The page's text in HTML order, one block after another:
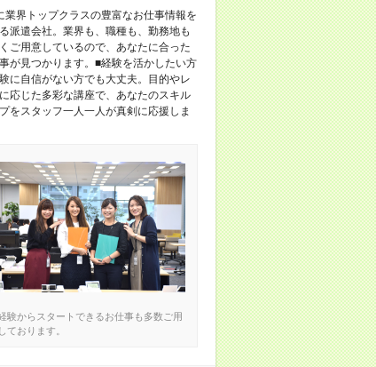
業界トップクラスの豊富なお仕事情報を
派遣会社。業界も、職種も、勤務地も
ご用意しているので、あなたに合った
が見つかります。■経験を活かしたい方
に自信がない方でも大丈夫。目的やレ
応じた多彩な講座で、あなたのスキル
をスタッフ一人一人が真剣に応援しま
験からスタートできるお仕事も多数ご用
ております。